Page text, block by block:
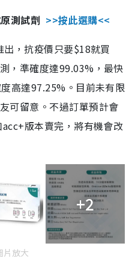
測試劑 >>按此選購<<
，抗疫價只要$18就買
，準確度達99.03%，最快
高達97.25%。目前未有限
可留意。不過訂單預計會
版本賣完，將有機會改
+2
片放大